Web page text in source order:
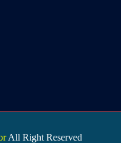
All Right Reserved